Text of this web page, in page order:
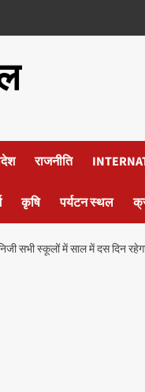
राजनीति
कृषि पर्यटन स्थल
सभी स्कूलों में साल में दस दिन